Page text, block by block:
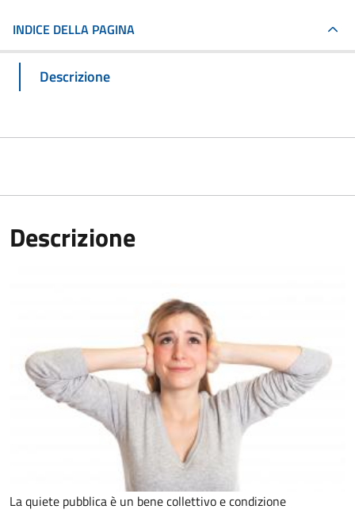
INDICE DELLA PAGINA
Descrizione
Descrizione
La quiete pubblica è un bene collettivo e condizione